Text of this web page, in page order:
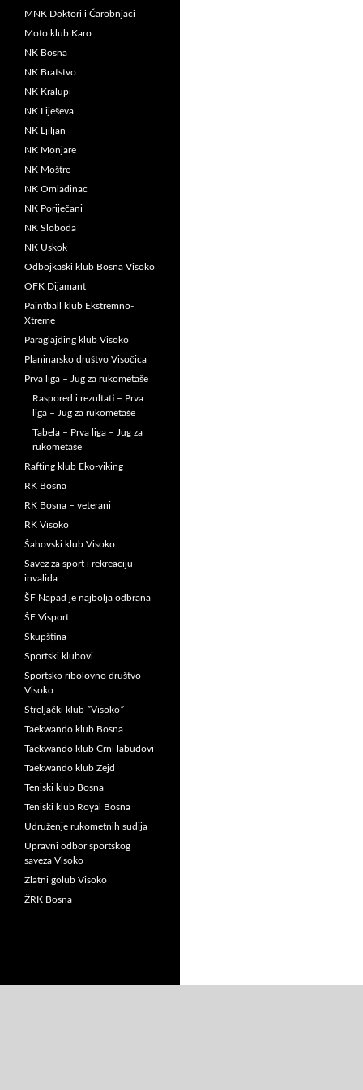
MNK Doktori i Čarobnjaci
Moto klub Karo
NK Bosna
NK Bratstvo
NK Kralupi
NK Liješeva
NK Ljiljan
NK Monjare
NK Moštre
NK Omladinac
NK Poriječani
NK Sloboda
NK Uskok
Odbojkaški klub Bosna Visoko
OFK Dijamant
Paintball klub Ekstremno-
Xtreme
Paraglajding klub Visoko
Planinarsko društvo Visočica
Prva liga – Jug za rukometaše
Raspored i rezultati – Prva
liga – Jug za rukometaše
Tabela – Prva liga – Jug za
rukometaše
Rafting klub Eko-viking
RK Bosna
RK Bosna – veterani
RK Visoko
Šahovski klub Visoko
Savez za sport i rekreaciju
invalida
ŠF Napad je najbolja odbrana
ŠF Visport
Skupština
Sportski klubovi
Sportsko ribolovno društvo
Visoko
Streljački klub ˝Visoko˝
Taekwando klub Bosna
Taekwando klub Crni labudovi
Taekwando klub Zejd
Teniski klub Bosna
Teniski klub Royal Bosna
Udruženje rukometnih sudija
Upravni odbor sportskog
saveza Visoko
Zlatni golub Visoko
ŽRK Bosna